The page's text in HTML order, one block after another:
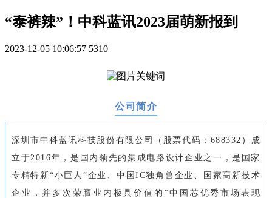
“泰裤辣”！中科蓝讯2023届萌新报到
2023-12-05 10:06:57 5310
公司简介
深圳市中科蓝讯科技股份有限公司（股票代码：688332）成
立于2016年，是国内领先的集成电路设计企业之一，是国家
专精特新“小巨人”企业、中国IC独角兽企业、国家高新技术
企业，并多次荣膺业内极具价值的“中国芯优秀市场表现